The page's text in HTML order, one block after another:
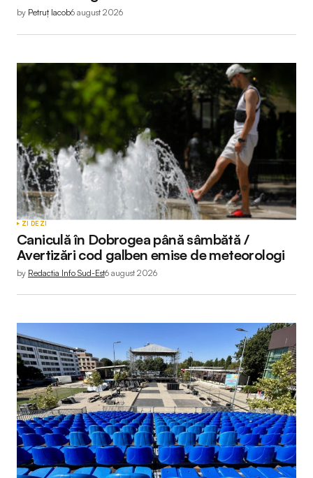
by Petruț Iacob6 august 2026
ZI DE ZI
Caniculă în Dobrogea până sâmbătă /
Avertizări cod galben emise de meteorologi
by Redactia Info Sud-Est6 august 2026